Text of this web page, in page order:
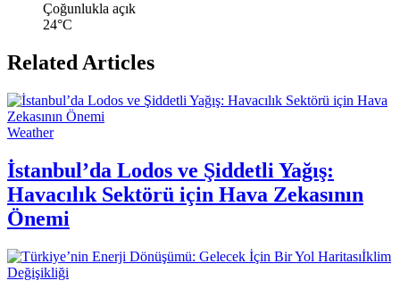
Çoğunlukla açık
24°C
Related Articles
Weather
İstanbul’da Lodos ve Şiddetli Yağış:
Havacılık Sektörü için Hava Zekasının
Önemi
İklim
Değişikliği